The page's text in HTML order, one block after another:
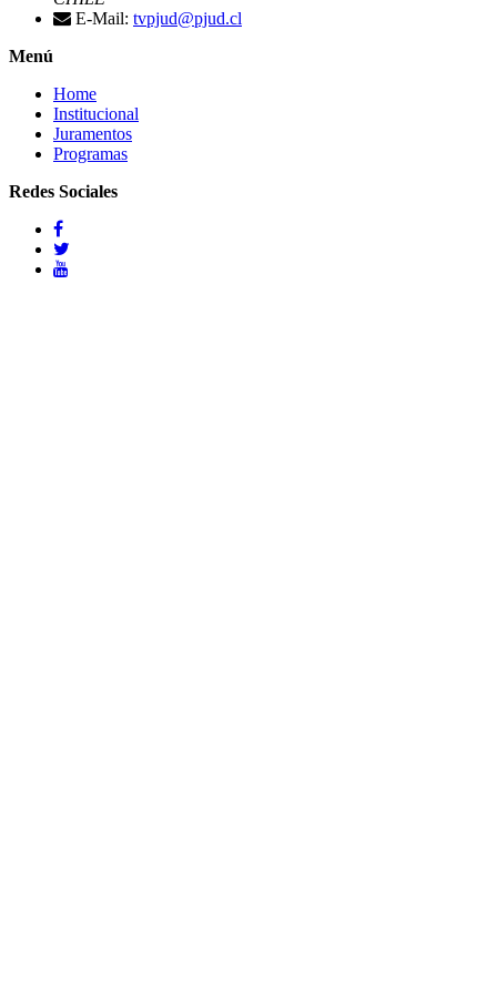
E-Mail: tvpjud@pjud.cl
Menú
Home
Institucional
Juramentos
Programas
Redes Sociales